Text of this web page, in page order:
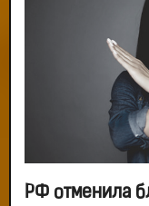
РФ отменила